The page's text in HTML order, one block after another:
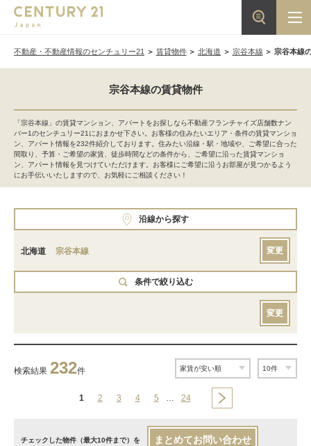
不動産・不動産情報のセンチュリー21 賃貸物件 北海道 宗谷本線 宗谷本線
宗谷本線の賃貸物件
「宗谷本線」の賃貸マンション、アパートをお探しなら不動産フランチャイズ店舗数ナン
バー1のセンチュリー21におまかせ下さい。お客様の住みたいエリア・条件の賃貸マンショ
ン、アパート情報を232件紹介しております。住みたい沿線・駅・地域や、ご希望に合った
間取り、予算・ご希望の家賃、徒歩時間などの条件から、ご希望に沿った賃貸マンショ
ン、アパート情報を見つけていただけます。お客様にご希望に沿うお部屋が見つかるよう
にお手伝いいたしますので、お気軽にご相談ください！
沿線から探す
北海道 宗谷本線 変更
条件で絞り込む
変更
検索結果 232件
1 2 3 4 5 … 24
チェックした物件（最大10件まで）を まとめてお問い合わせ